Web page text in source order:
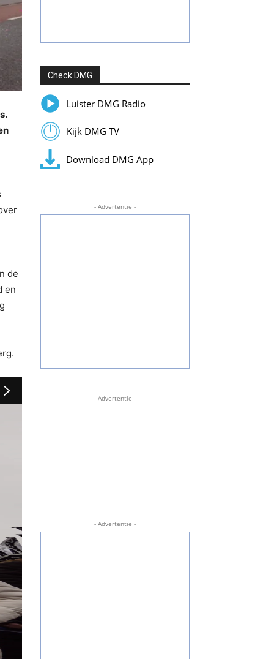
de
en
Check DMG
Luister DMG Radio
Kijk DMG TV
Download DMG App
- Advertentie -
- Advertentie -
- Advertentie -